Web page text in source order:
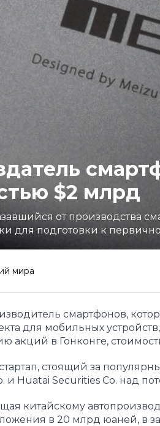
$2 млрд
от производства
для подготовки к
мира
смартфонов,
для мобильных
в Гонконге,
стоящий за
и Huatai Securities Co. над
китайскому
в 20 млрд юаней, в